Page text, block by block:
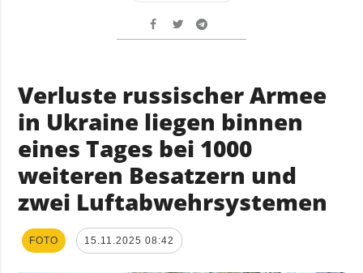
Verluste russischer Armee
in Ukraine liegen binnen
eines Tages bei 1000
weiteren Besatzern und
zwei Luftabwehrsystemen
FOTO 15.11.2025 08:42